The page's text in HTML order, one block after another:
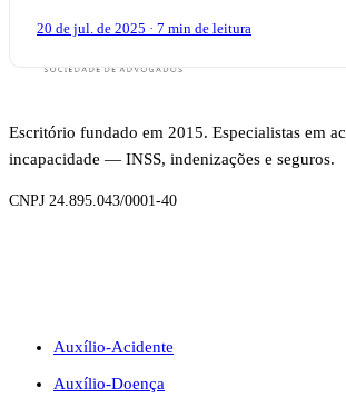
20 de jul. de 2025 · 7 min de leitura
Escritório fundado em 2015. Especialistas em
incapacidade — INSS, indenizações e seguros.
CNPJ 24.895.043/0001-40
Auxílio-Acidente
Auxílio-Doença